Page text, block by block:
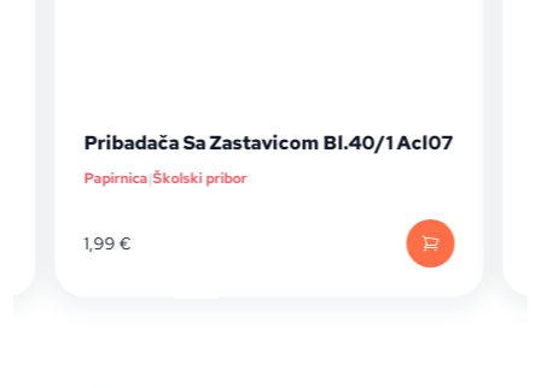
Pribadača Sa Zastavicom Bl.40/1 Acl07
Papirnica|Školski pribor
1,99€